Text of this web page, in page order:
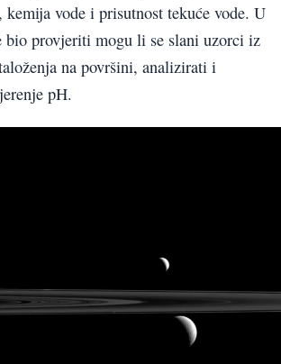
vode i prisutnost tekuće vode. U
bio provjeriti mogu li se slani uzorci iz
na površini, analizirati i
pH.